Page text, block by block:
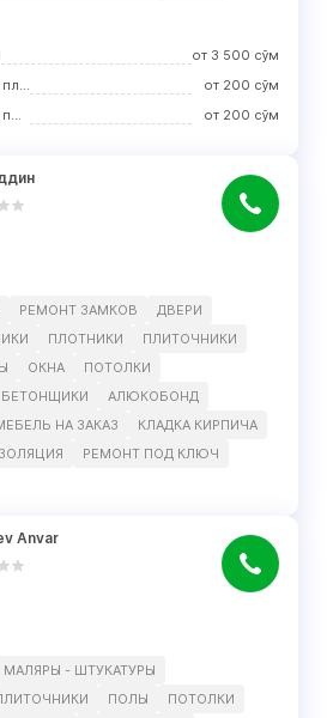
от 3 500 сўм
Установка напольного плинтуса
от 200 сўм
Изоляционные работы по полу
от 200 сўм
РЕМОНТ ЗАМКОВ
ДВЕРИ
ПЛОТНИКИ
ПЛИТОЧНИКИ
ОКНА
ПОТОЛКИ
БЕТОНЩИКИ
АЛЮКОБОНД
НА ЗАКАЗ
КЛАДКА КИРПИЧА
РЕМОНТ ПОД КЛЮЧ
Anvar
МАЛЯРЫ - ШТУКАТУРЫ
ПОЛЫ
ПОТОЛКИ